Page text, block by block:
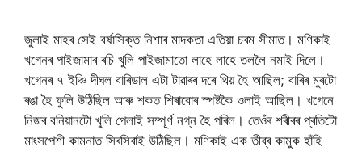
জুলাই মাহৰ সেই বৰ্ষাসিক্ত নিশাৰ মাদকতা এতিয়া চৰম সীমাত। মণিকাই
খগেনৰ পাইজামাৰ ৰচি খুলি পাইজামাতো লাহে লাহে তললৈ নমাই দিলে।
খগেনৰ ৭ ইঞ্চি দীঘল বাৰিডাল এটা টাৱাৰৰ দৰে থিয় হৈ আছিল; বাৰিৰ মুৰটো
ৰঙা হৈ ফুলি উঠিছিল আৰু শকত শিৰাবোৰ স্পষ্টকৈ ওলাই আছিল। খগেনে
নিজৰ বনিয়ানটো খুলি পেলাই সম্পূৰ্ণ নগ্ন হৈ পৰিল। তেওঁৰ শৰীৰৰ প্ৰতিটো
মাংসপেশী কামনাত সিৰসিৰাই উঠিছিল। মণিকাই এক তীব্ৰ কামুক হাঁহি